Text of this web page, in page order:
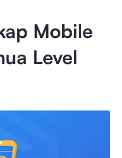
Mobile
Level